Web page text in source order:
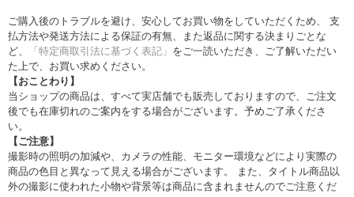
ご購入後のトラブルを避け、安心してお買い物をしていただくため、 支
払方法や発送方法による保証の有無、また返品に関する決まりごとな
ど、
「特定商取引法に基づく表記」 をご一読いただき、ご了解いただい
た上で、お買い求めください。
【おことわり】
当ショップの商品は、すべて実店舗でも販売しておりますので、ご注文
後でも在庫切れのご案内をする場合がございます。予めご了承くださ
い。
【ご注意】
撮影時の照明の加減や、カメラの性能、モニター環境などにより実際の
商品の色目と異なって見える場合がございます。 また、タイトル商品以
外の撮影に使われた小物や背景等は商品に含まれませんのでご注意くだ